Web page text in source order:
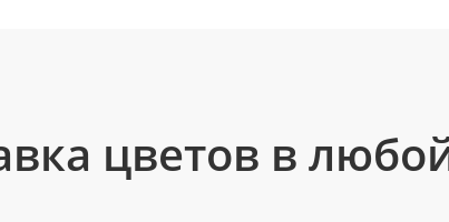
цветов в